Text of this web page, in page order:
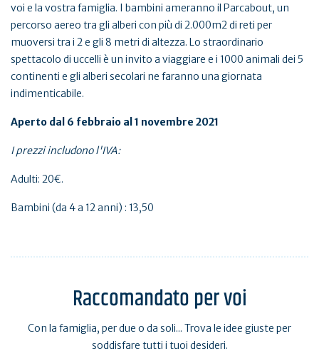
voi e la vostra famiglia. I bambini ameranno il Parcabout, un
percorso aereo tra gli alberi con più di 2.000m2 di reti per
muoversi tra i 2 e gli 8 metri di altezza. Lo straordinario
spettacolo di uccelli è un invito a viaggiare e i 1000 animali dei 5
continenti e gli alberi secolari ne faranno una giornata
indimenticabile.
Aperto dal 6 febbraio al 1 novembre 2021
I prezzi includono l'IVA:
Adulti: 20€.
Bambini (da 4 a 12 anni) : 13,50
Raccomandato per voi
Con la famiglia, per due o da soli... Trova le idee giuste per
soddisfare tutti i tuoi desideri.